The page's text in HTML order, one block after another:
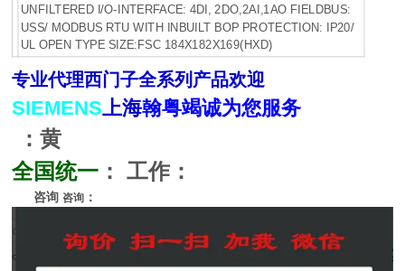
UNFILTERED I/O-INTERFACE: 4DI, 2DO,2AI,1AO FIELDBUS:
USS/ MODBUS RTU WITH INBUILT BOP PROTECTION: IP20/
UL OPEN TYPE SIZE:FSC 184X182X169(HXD)
专业代理西门子全系列产品欢迎
SIEMENS上海翰粤竭诚为您服务
：黄
全国统一 ： 工作：
咨询 咨询 ：